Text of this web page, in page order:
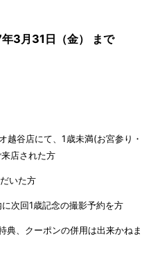
3月31日（金） まで
越谷店にて、1歳未満(お宮参り・
店された方
いた方
次回1歳記念の撮影予約を方
典、クーポンの併用は出来かねま